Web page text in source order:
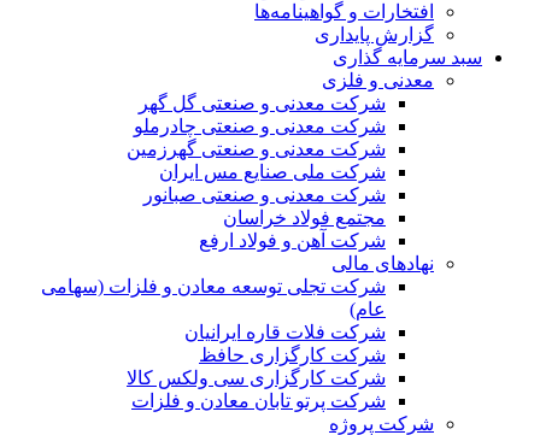
افتخارات و گواهینامه‌ها
گزارش پایداری
سبد سرمایه گذاری
معدنی و فلزی
شرکت معدنی و صنعتی گل گهر
شرکت معدنی و صنعتی چادرملو
شرکت معدنی و صنعتی گهرزمین
شرکت ملی صنایع مس ایران
شرکت معدنی و صنعتی صبانور
مجتمع فولاد خراسان
شرکت آهن و فولاد ارفع
نهادهای مالی
شرکت تجلی توسعه معادن و فلزات (سهامی
عام)
شرکت فلات قاره ایرانیان
شرکت کارگزاری حافظ
شرکت کارگزاری سی ولکس کالا
شرکت پرتو تابان معادن و فلزات
شرکت پروژه